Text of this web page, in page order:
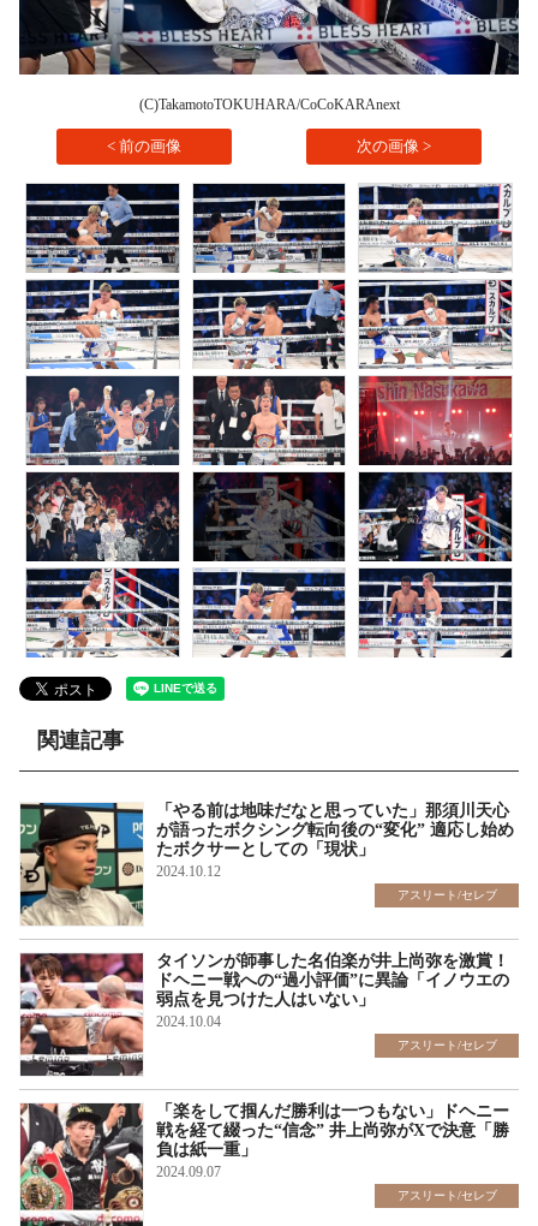
(C)TakamotoTOKUHARA/CoCoKARAnext
< 前の画像 次の画像 >
関連記事
「やる前は地味だなと思っていた」那須川天心
が語ったボクシング転向後の“変化” 適応し始め
たボクサーとしての「現状」
2024.10.12
アスリート/セレブ
タイソンが師事した名伯楽が井上尚弥を激賞！
ドヘニー戦への“過小評価”に異論「イノウエの
弱点を見つけた人はいない」
2024.10.04
アスリート/セレブ
「楽をして掴んだ勝利は一つもない」ドヘニー
戦を経て綴った“信念” 井上尚弥がXで決意「勝
負は紙一重」
2024.09.07
アスリート/セレブ